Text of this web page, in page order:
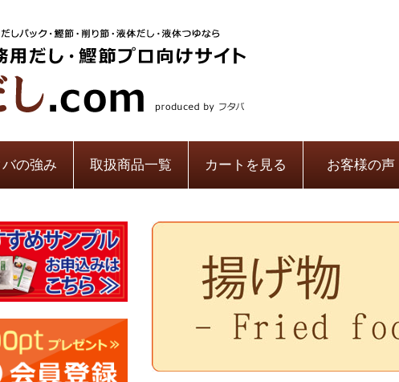
の強み 取扱商品一覧 カートを見る お客様の声